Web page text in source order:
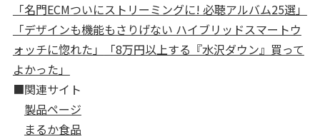
「名門ECMついにストリーミングに! 必聴アルバム25選」
「デザインも機能もさりげない ハイブリッドスマートウ
ォッチに惚れた」
「8万円以上する『水沢ダウン』買って
よかった」
■関連サイト
製品ページ
まるか食品